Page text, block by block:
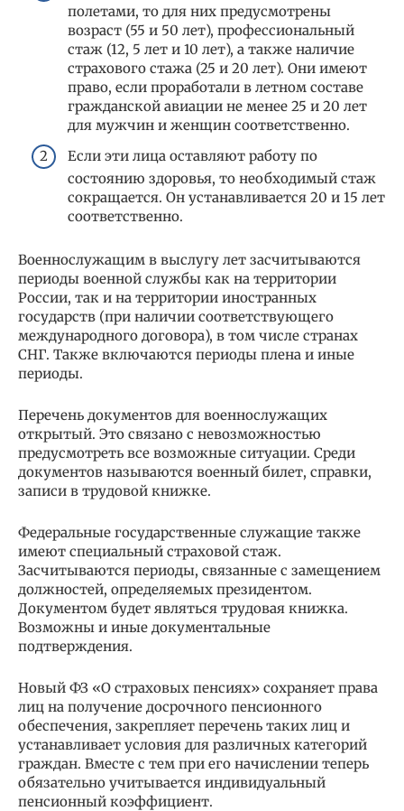
полетами, то для них предусмотрены
возраст (55 и 50 лет), профессиональный
стаж (12, 5 лет и 10 лет), а также наличие
страхового стажа (25 и 20 лет). Они имеют
право, если проработали в летном составе
гражданской авиации не менее 25 и 20 лет
для мужчин и женщин соответственно.
Если эти лица оставляют работу по
состоянию здоровья, то необходимый стаж
сокращается. Он устанавливается 20 и 15 лет
соответственно.
Военнослужащим в выслугу лет засчитываются
периоды военной службы как на территории
России, так и на территории иностранных
государств (при наличии соответствующего
международного договора), в том числе странах
СНГ. Также включаются периоды плена и иные
периоды.
Перечень документов для военнослужащих
открытый. Это связано с невозможностью
предусмотреть все возможные ситуации. Среди
документов называются военный билет, справки,
записи в трудовой книжке.
Федеральные государственные служащие также
имеют специальный страховой стаж.
Засчитываются периоды, связанные с замещением
должностей, определяемых президентом.
Документом будет являться трудовая книжка.
Возможны и иные документальные
подтверждения.
Новый ФЗ «О страховых пенсиях» сохраняет права
лиц на получение досрочного пенсионного
обеспечения, закрепляет перечень таких лиц и
устанавливает условия для различных категорий
граждан. Вместе с тем при его начислении теперь
обязательно учитывается индивидуальный
пенсионный коэффициент.